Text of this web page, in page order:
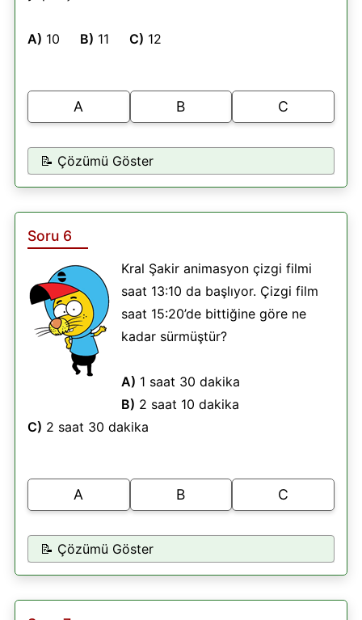
A) 10 B) 11 C) 12
A B C
📝 Çözümü Göster
Soru 6
Kral Şakir animasyon çizgi filmi
saat 13:10 da başlıyor. Çizgi film
saat 15:20’de bittiğine göre ne
kadar sürmüştür?
A) 1 saat 30 dakika
B) 2 saat 10 dakika
C) 2 saat 30 dakika
A B C
📝 Çözümü Göster